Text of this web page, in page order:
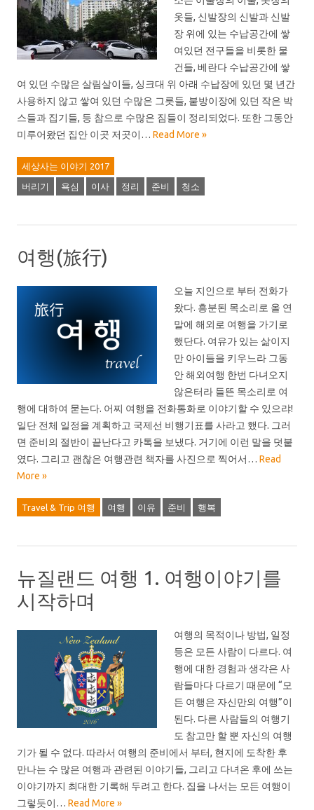
옷들, 신발장의 신발과 신발
장 위에 있는 수납공간에 쌓
여있던 전구들을 비롯한 물
건들, 베란다 수납공간에 쌓
여 있던 수많은 살림살이들, 싱크대 위 아래 수납장에 있던 몇 년간
사용하지 않고 쌓여 있던 수많은 그릇들, 붙방이장에 있던 작은 박
스들과 집기들, 등 참으로 수많은 짐들이 정리되었다. 또한 그동안
미루어왔던 집안 이곳 저곳이… Read More »
세상사는 이야기 2017
버리기 욕심 이사 정리 준비 청소
여행(旅行)
오늘 지인으로 부터 전화가
왔다. 흥분된 목소리로 올 연
말에 해외로 여행을 가기로
했단다. 여유가 있는 삶이지
만 아이들을 키우느라 그동
안 해외여행 한번 다녀오지
않은터라 들뜬 목소리로 여
행에 대하여 묻는다. 어찌 여행을 전화통화로 이야기할 수 있으랴!
일단 전체 일정을 계획하고 국제선 비행기표를 사라고 했다. 그러
면 준비의 절반이 끝난다고 카톡을 보냈다. 거기에 이런 말을 덧붙
였다. 그리고 괜찮은 여행관련 책자를 사진으로 찍어서… Read
More »
Travel & Trip 여행 여행 이유 준비 행복
뉴질랜드 여행 1. 여행이야기를
시작하며
여행의 목적이나 방법, 일정
등은 모든 사람이 다르다. 여
행에 대한 경험과 생각은 사
람들마다 다르기 때문에 “모
든 여행은 자신만의 여행”이
된다. 다른 사람들의 여행기
도 참고만 할 뿐 자신의 여행
기가 될 수 없다. 따라서 여행의 준비에서 부터, 현지에 도착한 후
만나는 수 많은 여행과 관련된 이야기들, 그리고 다녀온 후에 쓰는
이야기까지 최대한 기록해 두려고 한다. 집을 나서는 모든 여행이
그렇듯이… Read More »